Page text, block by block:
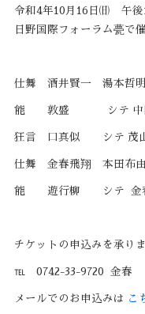
令和4年10月16日㈰ 午後
日野国際フォーラム甍で
仕舞 酒井賢一 湯本
能 敦盛 シテ 中田
狂言 口真似 シテ 茂
仕舞 金春飛翔 本田布
能 遊行柳 シテ 金
チケットの申込みを承りま
℡ 0742-33-9720 金春
メールでのお申込みは こ